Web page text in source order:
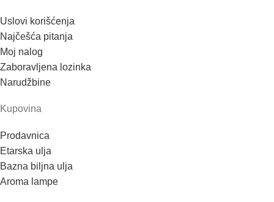
Uslovi korišćenja
Najčešća pitanja
Moj nalog
Zaboravljena lozinka
Narudžbine
Kupovina
Prodavnica
Etarska ulja
Bazna biljna ulja
Aroma lampe